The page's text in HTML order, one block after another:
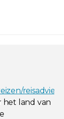
het land van